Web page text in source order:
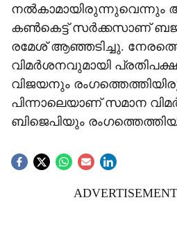
നൽകാമായിരുന്നുവെന്നും
കൺകെട്ട് സർക്കസാണ്
രമേശ് ആഞ്ഞടിച്ചു.
വിമർശനവുമായി
വിജയനും
പിന്നാലെയാണ് സമാന
ബിജെപിയും